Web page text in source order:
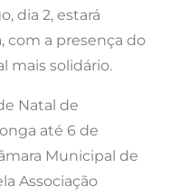
dia 2, estará
com a presença do
mais solidário.
Natal de
até 6 de
Municipal de
Associação